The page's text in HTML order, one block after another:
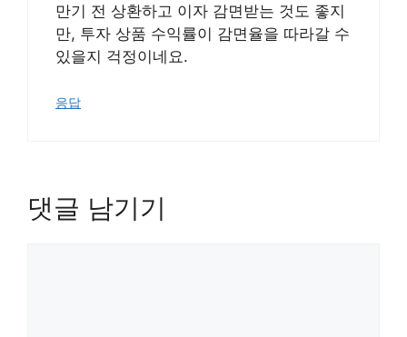
만기 전 상환하고 이자 감면받는 것도 좋지
만, 투자 상품 수익률이 감면율을 따라갈 수
있을지 걱정이네요.
응답
댓글 남기기